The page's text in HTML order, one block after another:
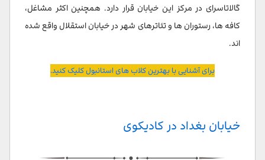
گالاتاسرای در مرکز این خیابان قرار دارد. همچنین اکثر مشاغل،
کافه ها، رستوران ها و تئاترهای شهر در خیابان استقلال واقع شده
اند.
برای آشنایی با بهترین کلاب های استانبول کلیک کنید.
خیابان بغداد در کادیکوی